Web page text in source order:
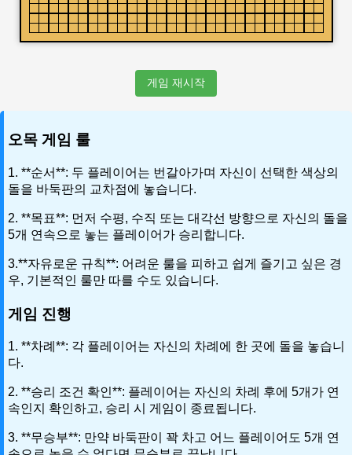
게임 재시작
오목 게임 룰
1. **순서**: 두 플레이어는 번갈아가며 자신이 선택한 색상의
돌을 바둑판의 교차점에 놓습니다.
2. **목표**: 먼저 수평, 수직 또는 대각선 방향으로 자신의 돌을
5개 연속으로 놓는 플레이어가 승리합니다.
3.**자유로운 규칙**: 어려운 룰을 피하고 쉽게 즐기고 싶은 경
우, 기본적인 룰만 따를 수도 있습니다.
게임 진행
1. **차례**: 각 플레이어는 자신의 차례에 한 곳에 돌을 놓습니
다.
2. **승리 조건 확인**: 플레이어는 자신의 차례 후에 5개가 연
속인지 확인하고, 승리 시 게임이 종료됩니다.
3. **무승부**: 만약 바둑판이 꽉 차고 어느 플레이어도 5개 연